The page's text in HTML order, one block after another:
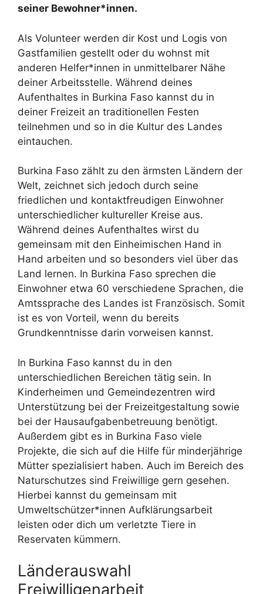
seiner Bewohner*innen.
Als Volunteer werden dir Kost und Logis von
Gastfamilien gestellt oder du wohnst mit
anderen Helfer*innen in unmittelbarer Nähe
deiner Arbeitsstelle. Während deines
Aufenthaltes in Burkina Faso kannst du in
deiner Freizeit an traditionellen Festen
teilnehmen und so in die Kultur des Landes
eintauchen.
Burkina Faso zählt zu den ärmsten Ländern der
Welt, zeichnet sich jedoch durch seine
friedlichen und kontaktfreudigen Einwohner
unterschiedlicher kultureller Kreise aus.
Während deines Aufenthaltes wirst du
gemeinsam mit den Einheimischen Hand in
Hand arbeiten und so besonders viel über das
Land lernen. In Burkina Faso sprechen die
Einwohner etwa 60 verschiedene Sprachen, die
Amtssprache des Landes ist Französisch. Somit
ist es von Vorteil, wenn du bereits
Grundkenntnisse darin vorweisen kannst.
In Burkina Faso kannst du in den
unterschiedlichen Bereichen tätig sein. In
Kinderheimen und Gemeindezentren wird
Unterstützung bei der Freizeitgestaltung sowie
bei der Hausaufgabenbetreuung benötigt.
Außerdem gibt es in Burkina Faso viele
Projekte, die sich auf die Hilfe für minderjährige
Mütter spezialisiert haben. Auch im Bereich des
Naturschutzes sind Freiwillige gern gesehen.
Hierbei kannst du gemeinsam mit
Umweltschützer*innen Aufklärungsarbeit
leisten oder dich um verletzte Tiere in
Reservaten kümmern.
Länderauswahl
Freiwilligenarbeit